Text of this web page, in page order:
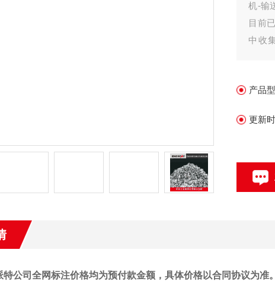
机-输
目前
中收
产品
更新
特公司全网标注价格均为预付款金额，具体价格以合同协议为准。